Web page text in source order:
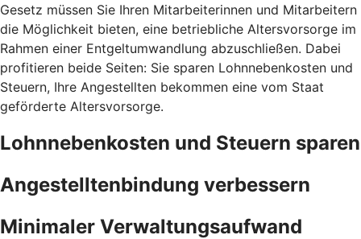
Gesetz müssen Sie Ihren Mitarbeiterinnen und Mitarbeitern
die Möglichkeit bieten, eine betriebliche Altersvorsorge im
Rahmen einer Entgeltumwandlung abzuschließen. Dabei
profitieren beide Seiten: Sie sparen Lohnnebenkosten und
Steuern, Ihre Angestellten bekommen eine vom Staat
geförderte Altersvorsorge.
Lohnnebenkosten und Steuern sparen
Angestelltenbindung verbessern
Minimaler Verwaltungsaufwand